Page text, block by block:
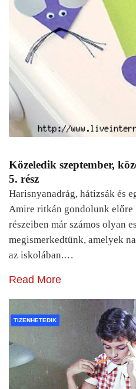
Közeledik szeptember,
5. rész
Harisnyanadrág, hátizsák és
Amire ritkán gondolunk előre
részeiben már számos olyan
megismerkedtünk, amelyek
az iskolában.…
Read More
TIZENHETEDIK